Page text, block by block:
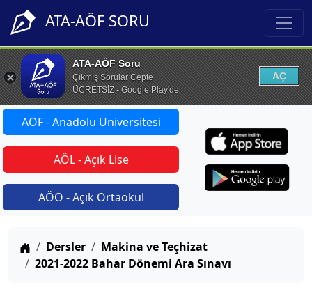
ATA-AÖF SORU
ATA-AÖF Soru
Çıkmış Sorular Cepte
ÜCRETSİZ - Google Play'de
AÇ
AÖF - Anadolu Üniversitesi
AÖL - Açık Lise
AÖO - Açık Ortaokul
Anasayfa
Dersler
Makina ve Teçhizat
2021-2022 Bahar Dönemi Ara Sınavı